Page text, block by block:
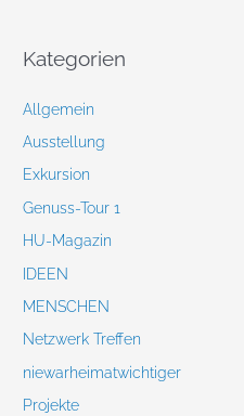
Kategorien
Allgemein
Ausstellung
Exkursion
Genuss-Tour 1
HU-Magazin
IDEEN
MENSCHEN
Netzwerk Treffen
niewarheimatwichtiger
Projekte